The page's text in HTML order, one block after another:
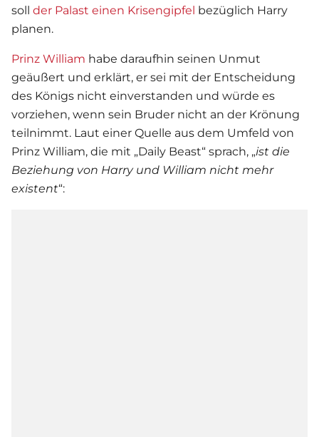
soll der Palast einen Krisengipfel bezüglich Harry
planen.
Prinz William habe daraufhin seinen Unmut
geäußert und erklärt, er sei mit der Entscheidung
des Königs nicht einverstanden und würde es
vorziehen, wenn sein Bruder nicht an der Krönung
teilnimmt. Laut einer Quelle aus dem Umfeld von
Prinz William, die mit „Daily Beast“ sprach, „ist die
Beziehung von Harry und William nicht mehr
existent“: